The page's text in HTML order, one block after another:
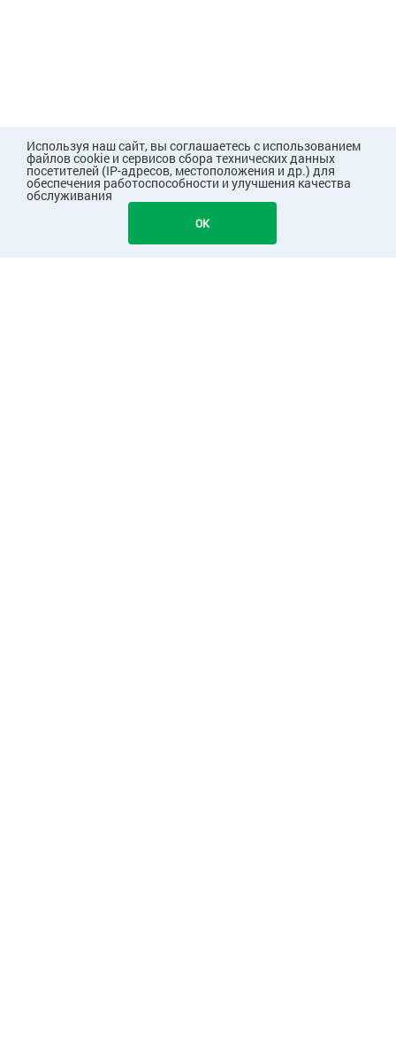
В КОРЗИНУ 1125
Используя наш сайт, вы соглашаетесь с использованием
файлов cookie и сервисов сбора технических данных
посетителей (IP-адресов, местоположения и др.) для
обеспечения работоспособности и улучшения качества
обслуживания
OK